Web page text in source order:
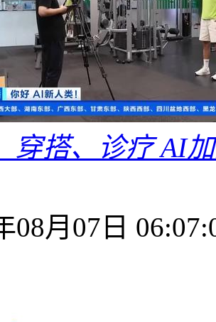
穿搭、诊疗 AI
08月07日